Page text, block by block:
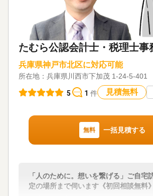
たむら公認会計士・税理士事
兵庫県神戸市北区に対応可能
所在地： 兵庫県川西市下加茂 1-24-5-401
5 1 件 見積無料
無料 一括見積する
「人のために。想いを繋げる」ご自宅
定の場所まで伺います《初回相談無料》